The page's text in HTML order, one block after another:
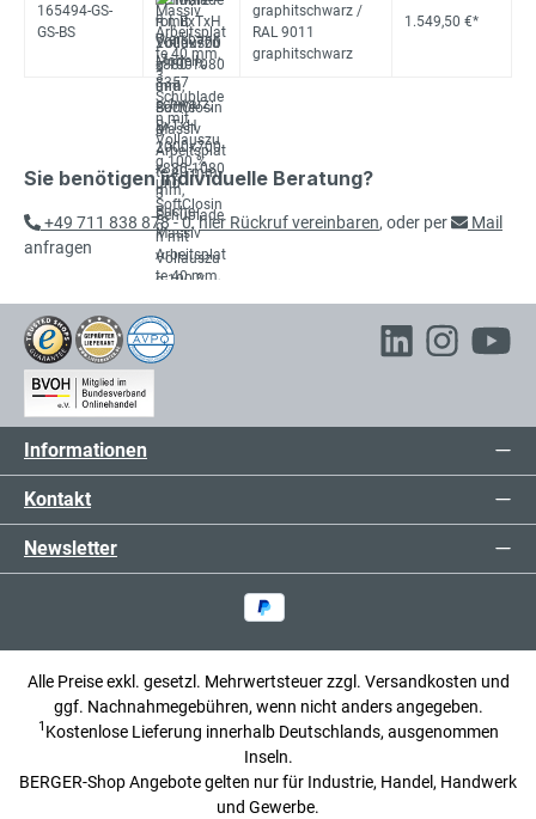
165494-GS-
GS-BS
graphitschwarz /
RAL 9011
graphitschwarz
1.549,50 €*
Sie benötigen individuelle Beratung?
+49 711 838 878 - 0,hier Rückruf vereinbaren, oder per
Mail
anfragen
Informationen
Kontakt
Newsletter
Alle Preise exkl. gesetzl. Mehrwertsteuer zzgl. Versandkosten und
ggf. Nachnahmegebühren, wenn nicht anders angegeben.
1 Kostenlose Lieferung innerhalb Deutschlands, ausgenommen
Inseln.
BERGER-Shop Angebote gelten nur für Industrie, Handel, Handwerk
und Gewerbe.